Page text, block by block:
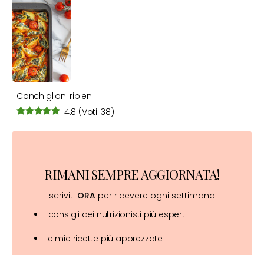
Conchiglioni ripieni
4.8 (Voti: 38)
RIMANI SEMPRE AGGIORNATA!
Iscriviti ORA per ricevere ogni settimana:
I consigli dei nutrizionisti più esperti
Le mie ricette più apprezzate